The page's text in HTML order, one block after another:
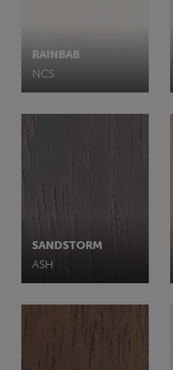
RAINBAB
NCS
SANDSTORM
ASH